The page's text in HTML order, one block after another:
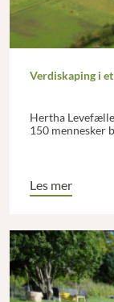
Verdiskaping i
Hertha
150 mennesker
Les mer